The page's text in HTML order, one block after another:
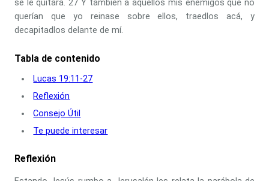
se le quitará. 27 Y también a aquellos mis enemigos que no
querían que yo reinase sobre ellos, traedlos acá, y
decapitadlos delante de mí.
Tabla de contenido
Lucas 19:11-27
Reflexión
Consejo Útil
Te puede interesar
Reflexión